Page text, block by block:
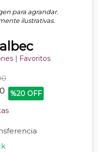
para agrandar.
ilustrativas.
| Favoritos
%20 OFF